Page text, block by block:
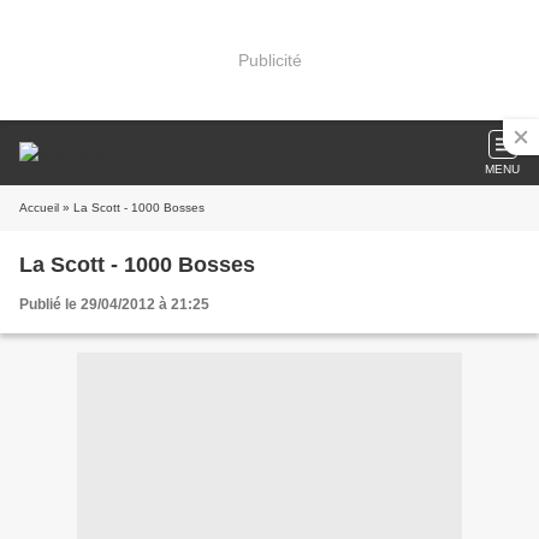
Publicité
MENU
Accueil » La Scott - 1000 Bosses
La Scott - 1000 Bosses
Publié le 29/04/2012 à 21:25